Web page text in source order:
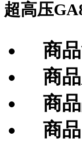
超高压
商
商
商
商